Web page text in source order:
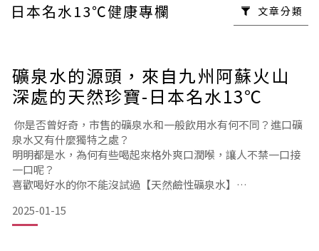
日本名水13℃健康專欄 文章分類
礦泉水的源頭，來自九州阿蘇火山
深處的天然珍寶-日本名水13℃
你是否曾好奇，市售的礦泉水和一般飲用水有何不同？進口礦
泉水又有什麼獨特之處？
明明都是水，為何有些喝起來格外爽口潤喉，讓人不禁一口接
一口呢？
喜歡喝好水的你不能沒試過【天然鹼性礦泉水】
寶——日本名水13℃。
它源自阿蘇活火山的深層天然水，擁有獨特的水質與風味。這
2025-01-15